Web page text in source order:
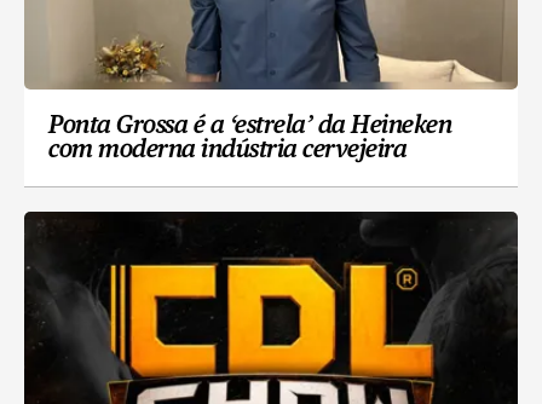
Ponta Grossa é a ‘estrela’ da Heineken
com moderna indústria cervejeira